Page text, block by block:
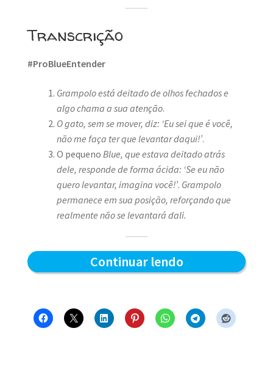
Transcrição
#ProBlueEntender
Grampolo está deitado de olhos fechados e
algo chama a sua atenção.
O gato, sem se mover, diz: ‘Eu sei que é você,
não me faça ter que levantar daqui!’.
O pequeno Blue, que estava deitado atrás
dele, responde de forma ácida: ‘Se eu não
quero levantar, imagina você!’. Grampolo
permanece em sua posição, reforçando que
realmente não se levantará dali.
Continuar lendoQuem
–